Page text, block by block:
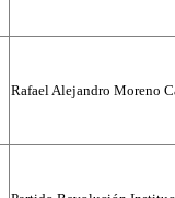
Rafael Alejandro Moreno